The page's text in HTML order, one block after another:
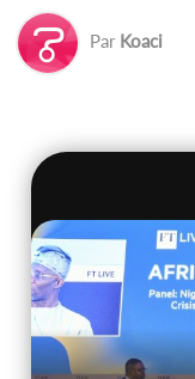
Par Koaci